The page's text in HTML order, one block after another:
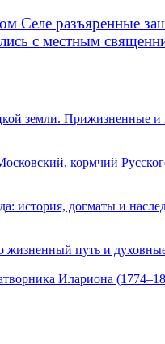
Селе разъяренные
с местным
земли. Прижизненные и
кормчий
история, догматы и
жизненный путь и
Илариона